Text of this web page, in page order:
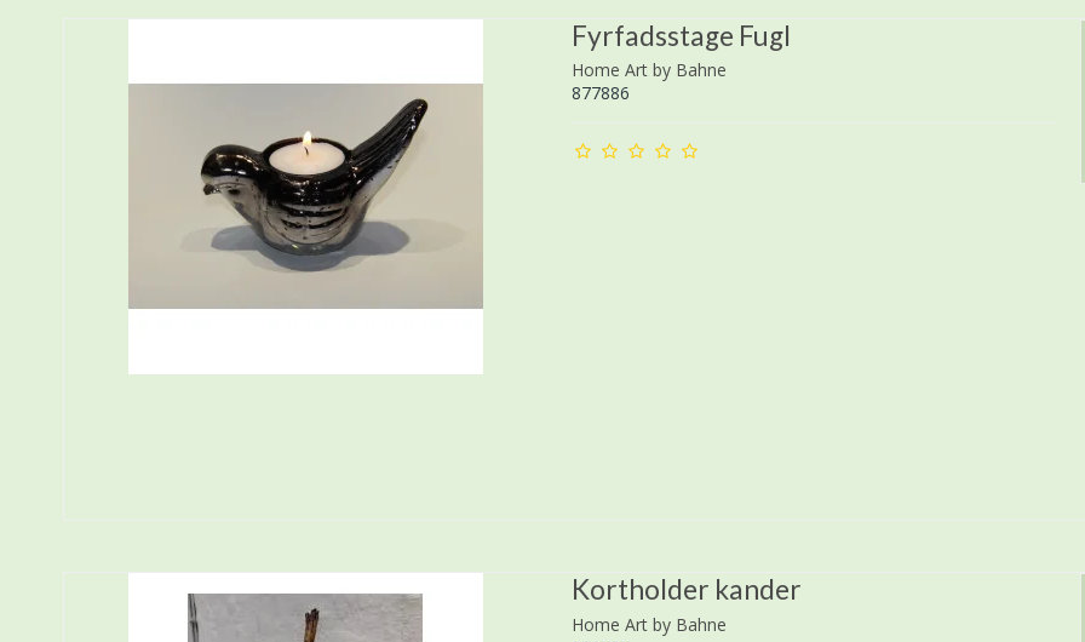
Fyrfadsstage Fugl
Home Art by Bahne
877886
Kortholder kander
Home Art by Bahne